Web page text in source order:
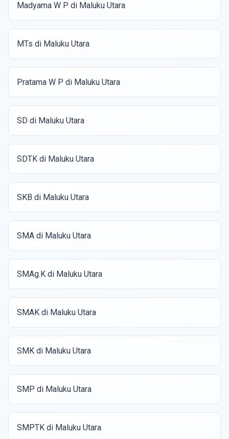
Madyama W P di Maluku Utara
MTs di Maluku Utara
Pratama W P di Maluku Utara
SD di Maluku Utara
SDTK di Maluku Utara
SKB di Maluku Utara
SMA di Maluku Utara
SMAg.K di Maluku Utara
SMAK di Maluku Utara
SMK di Maluku Utara
SMP di Maluku Utara
SMPTK di Maluku Utara